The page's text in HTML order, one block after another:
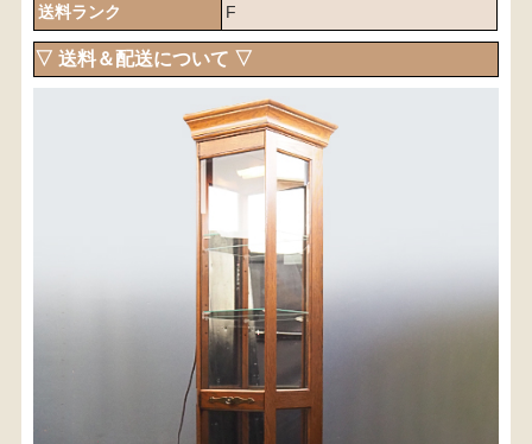
送料ランク
F
▽ 送料＆配送について ▽
〈送料について〉
・商品代金に送料は含まれておりません。
・送料は、商品のサイズ・発送先地域によって異なり
・ご購入手続きを進める途中で「宅急便」を選択いた
だくと、自動的に送料が加算されます。
・配送についての詳細は、 こちら →
【送料を確認する】
お届け先、送料ランクを選択する事で送料が表
示されます。